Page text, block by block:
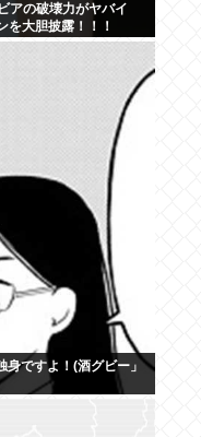
アの破壊力がヤバイ
大胆披露！！！
身ですよ！(酒グビー」